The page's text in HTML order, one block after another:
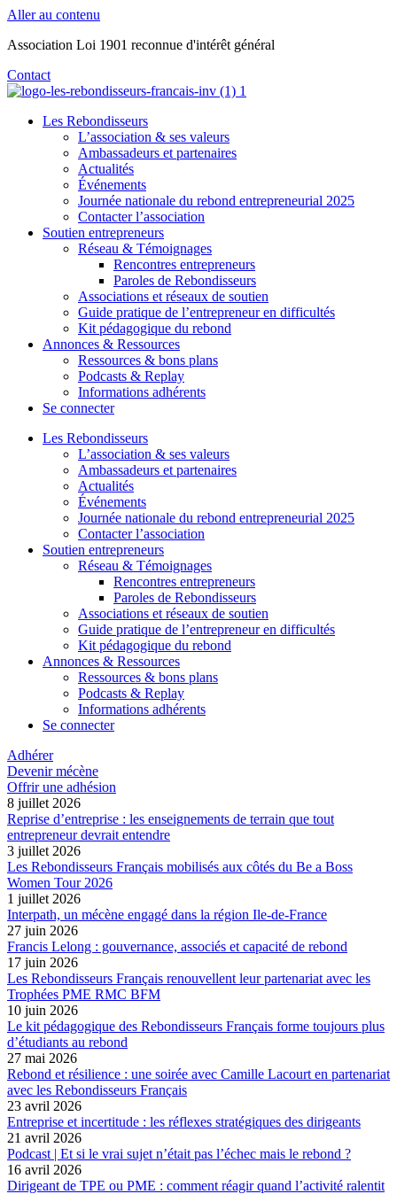
Aller au contenu
Association Loi 1901 reconnue d'intérêt général
Contact
Les Rebondisseurs
L’association & ses valeurs
Ambassadeurs et partenaires
Actualités
Événements
Journée nationale du rebond entrepreneurial 2025
Contacter l’association
Soutien entrepreneurs
Réseau & Témoignages
Rencontres entrepreneurs
Paroles de Rebondisseurs
Associations et réseaux de soutien
Guide pratique de l’entrepreneur en difficultés
Kit pédagogique du rebond
Annonces & Ressources
Ressources & bons plans
Podcasts & Replay
Informations adhérents
Se connecter
Les Rebondisseurs
L’association & ses valeurs
Ambassadeurs et partenaires
Actualités
Événements
Journée nationale du rebond entrepreneurial 2025
Contacter l’association
Soutien entrepreneurs
Réseau & Témoignages
Rencontres entrepreneurs
Paroles de Rebondisseurs
Associations et réseaux de soutien
Guide pratique de l’entrepreneur en difficultés
Kit pédagogique du rebond
Annonces & Ressources
Ressources & bons plans
Podcasts & Replay
Informations adhérents
Se connecter
Adhérer
Devenir mécène
Offrir une adhésion
8 juillet 2026
Reprise d’entreprise : les enseignements de terrain que tout
entrepreneur devrait entendre
3 juillet 2026
Les Rebondisseurs Français mobilisés aux côtés du Be a Boss
Women Tour 2026
1 juillet 2026
Interpath, un mécène engagé dans la région Ile-de-France
27 juin 2026
Francis Lelong : gouvernance, associés et capacité de rebond
17 juin 2026
Les Rebondisseurs Français renouvellent leur partenariat avec les
Trophées PME RMC BFM
10 juin 2026
Le kit pédagogique des Rebondisseurs Français forme toujours plus
d’étudiants au rebond
27 mai 2026
Rebond et résilience : une soirée avec Camille Lacourt en partenariat
avec les Rebondisseurs Français
23 avril 2026
Entreprise et incertitude : les réflexes stratégiques des dirigeants
21 avril 2026
Podcast | Et si le vrai sujet n’était pas l’échec mais le rebond ?
16 avril 2026
Dirigeant de TPE ou PME : comment réagir quand l’activité ralentit